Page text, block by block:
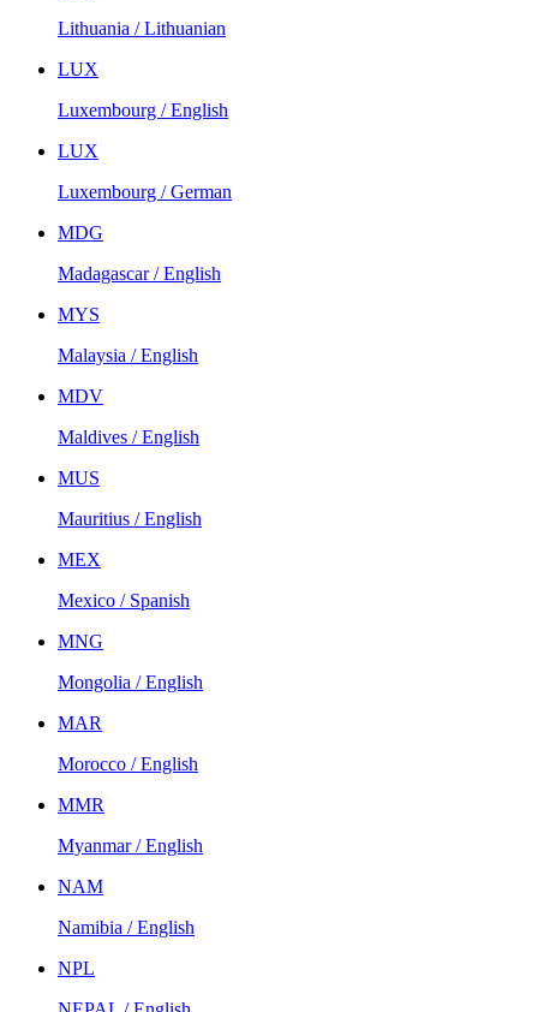
Lithuania / Lithuanian
LUX
Luxembourg / English
LUX
Luxembourg / German
MDG
Madagascar / English
MYS
Malaysia / English
MDV
Maldives / English
MUS
Mauritius / English
MEX
Mexico / Spanish
MNG
Mongolia / English
MAR
Morocco / English
MMR
Myanmar / English
NAM
Namibia / English
NPL